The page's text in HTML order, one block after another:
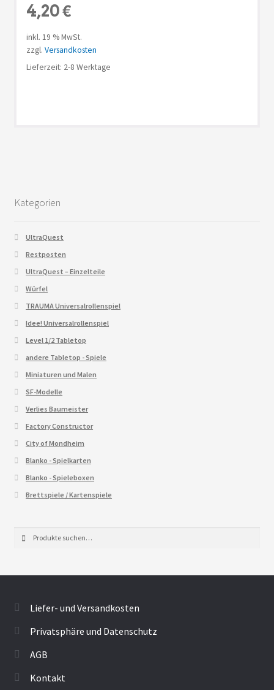
4,20€
inkl. 19 % MwSt.
zzgl. Versandkosten
Lieferzeit: 2-8 Werktage
Kategorien
UltraQuest
Restposten
UltraQuest – Einzelteile
Würfel
TRAUMA Universalrollenspiel
Idee! Universalrollenspiel
Level 1/2 Tabletop
andere Tabletop - Spiele
Miniaturen und Malen
SF-Modelle
Verlies Baumeister
Factory Constructor
City of Mondheim
Blanko - Spielkarten
Blanko - Spieleboxen
Brettspiele / Kartenspiele
nach:
Liefer- und Versandkosten
Privatsphäre und Datenschutz
AGB
Kontakt